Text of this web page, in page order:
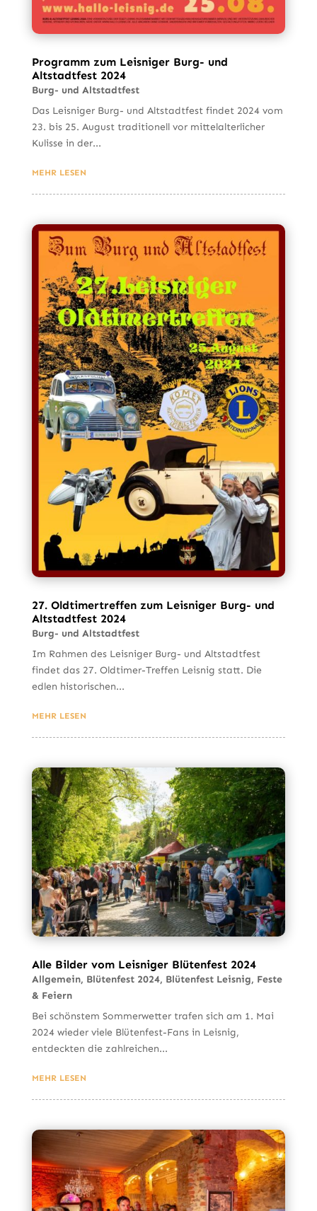
Programm zum Leisniger Burg- und
Altstadtfest 2024
Burg- und Altstadtfest
Das Leisniger Burg- und Altstadtfest findet 2024 vom
23. bis 25. August traditionell vor mittelalterlicher
Kulisse in der...
MEHR LESEN
27. Oldtimertreffen zum Leisniger Burg- und
Altstadtfest 2024
Burg- und Altstadtfest
Im Rahmen des Leisniger Burg- und Altstadtfest
findet das 27. Oldtimer-Treffen Leisnig statt. Die
edlen historischen...
MEHR LESEN
Alle Bilder vom Leisniger Blütenfest 2024
Allgemein, Blütenfest 2024, Blütenfest Leisnig, Feste
& Feiern
Bei schönstem Sommerwetter trafen sich am 1. Mai
2024 wieder viele Blütenfest-Fans in Leisnig,
entdeckten die zahlreichen...
MEHR LESEN